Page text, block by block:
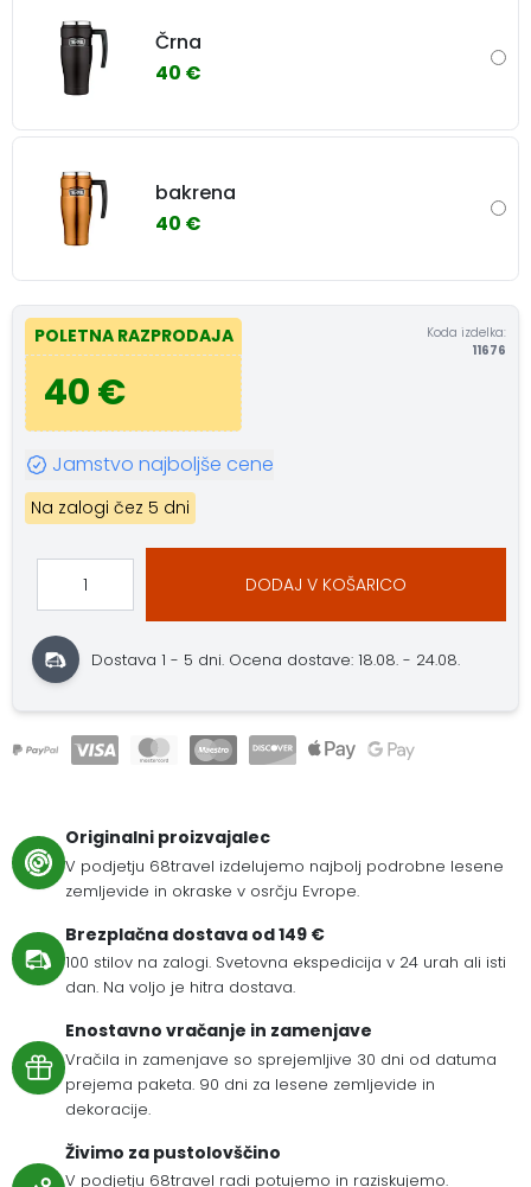
Črna
40 €
bakrena
40 €
POLETNA RAZPRODAJA
40 €
Koda izdelka:
11676
Jamstvo najboljše cene
Na zalogi čez 5 dni
DODAJ V KOŠARICO
Dostava 1 - 5 dni. Ocena dostave: 18.08. - 24.08.
Originalni proizvajalec
V podjetju 68travel izdelujemo najbolj podrobne lesene
zemljevide in okraske v osrčju Evrope.
Brezplačna dostava od 149 €
100 stilov na zalogi. Svetovna ekspedicija v 24 urah ali isti
dan. Na voljo je hitra dostava.
Enostavno vračanje in zamenjave
Vračila in zamenjave so sprejemljive 30 dni od datuma
prejema paketa. 90 dni za lesene zemljevide in
dekoracije.
Živimo za pustolovščino
V podjetju 68travel radi potujemo in raziskujemo.